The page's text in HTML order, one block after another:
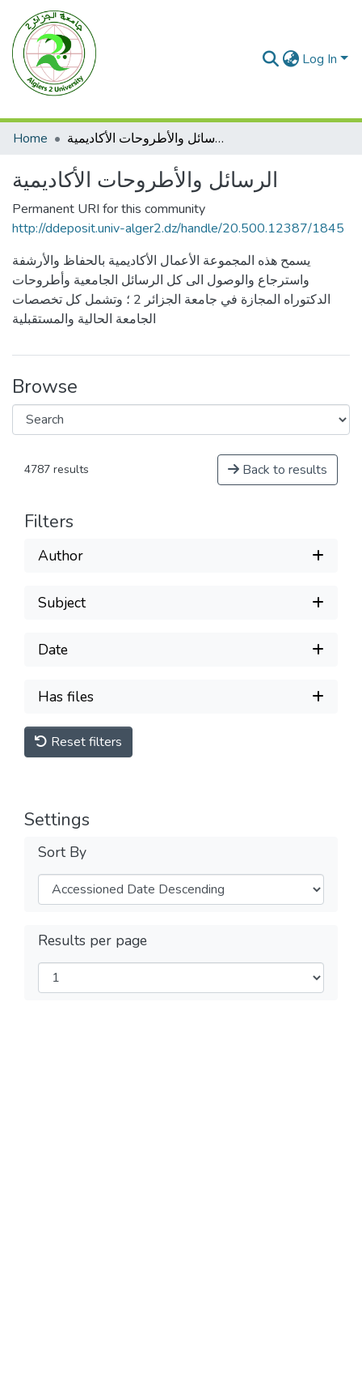
Log In
Home الرسائل والأطروحات الأكاديمية
الرسائل والأطروحات الأكاديمية
Permanent URI for this community
http://ddeposit.univ-alger2.dz/handle/20.500.12387/1845
يسمح هذه المجموعة الأعمال الأكاديمية بالحفاظ والأرشفة
واسترجاع والوصول الى كل الرسائل الجامعية وأطروحات
الدكتوراه المجازة في جامعة الجزائر 2 ؛ وتشمل كل تخصصات
الجامعة الحالية والمستقبلية
Browse
4787 results Back to results
Filters
Author
Subject
Date
Has files
Reset filters
Settings
Sort By
Results per page